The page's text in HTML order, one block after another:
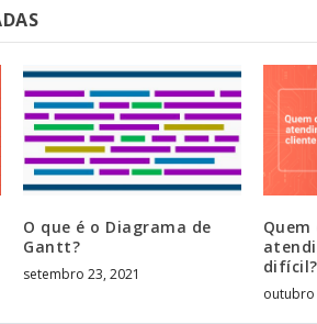
O que é o ​​Diagrama de
Gantt?
setembro 23, 2021
Quem
difícil?
outubro